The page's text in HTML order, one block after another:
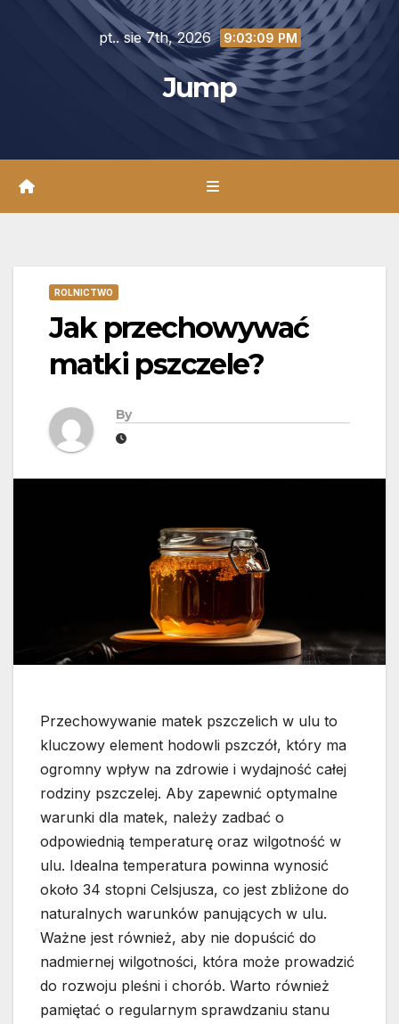
pt.. sie 7th, 2026 9:03:10 PM
Jump
ROLNICTWO
Jak przechowywać
matki pszczele?
By
Przechowywanie matek pszczelich w ulu to
kluczowy element hodowli pszczół, który ma
ogromny wpływ na zdrowie i wydajność całej
rodziny pszczelej. Aby zapewnić optymalne
warunki dla matek, należy zadbać o
odpowiednią temperaturę oraz wilgotność w
ulu. Idealna temperatura powinna wynosić
około 34 stopni Celsjusza, co jest zbliżone do
naturalnych warunków panujących w ulu.
Ważne jest również, aby nie dopuścić do
nadmiernej wilgotności, która może prowadzić
do rozwoju pleśni i chorób. Warto również
pamiętać o regularnym sprawdzaniu stanu